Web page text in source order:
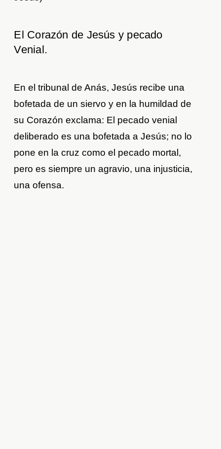
El Corazón de Jesús y pecado
Venial.
En el tribunal de Anás, Jesús recibe una
bofetada de un siervo y en la humildad de
su Corazón exclama: El pecado venial
deliberado es una bofetada a Jesús; no lo
pone en la cruz como el pecado mortal,
pero es siempre un agravio, una injusticia,
una ofensa.